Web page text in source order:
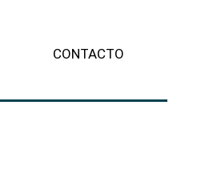
CONTACTO